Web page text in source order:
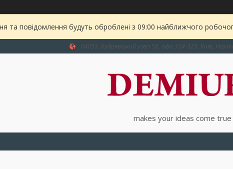
та повідомлення будуть оброблені з 09:00 найближчого
04053, Кудрявський узвіз 5Б, офіс 324-325, Київ,
makes your ideas come true